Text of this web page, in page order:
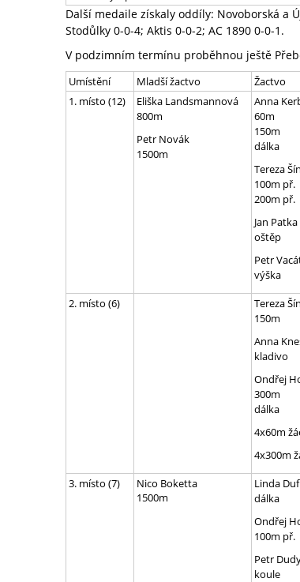
Další medaile získaly oddíly: Novoborská a
Stodůlky 0-0-4; Aktis 0-0-2; AC 1890 0-0-1.
V podzimním termínu proběhnou ještě
Umístění Mladší žactvo Žactvo
1. místo (12)
Eliška Landsmannová
800m
Petr Novák
1500m
Anna
60m
150m
dálka
Tereza
100m př.
200m př.
Jan Patka
oštěp
Petr
výška
2. místo (6)
Tereza
150m
Anna
kladivo
Ondřej
300m
dálka
4x60m
4x300m
3. místo (7)
Nico Boketta
1500m
Linda
dálka
Ondřej
100m př.
Petr
koule